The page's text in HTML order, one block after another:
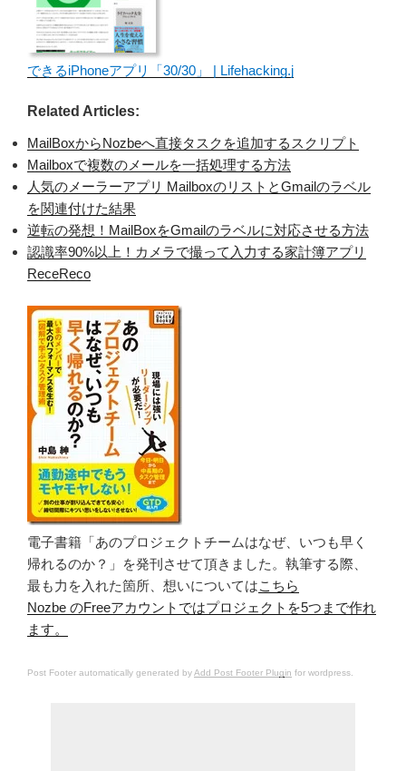
できるiPhoneアプリ「30/30」 | Lifehacking.jp
Related Articles:
MailBoxからNozbeへ直接タスクを追加するスクリプト
Mailboxで複数のメールを一括処理する方法
人気のメーラーアプリ MailboxのリストとGmailのラベル
を関連付けた結果
逆転の発想！MailBoxをGmailのラベルに対応させる方法
認識率90%以上！カメラで撮って入力する家計簿アプリ
ReceReco
電子書籍「あのプロジェクトチームはなぜ、いつも早く
帰れるのか？」を発刊させて頂きました。執筆する際、
最も力を入れた箇所、想いについてはこちら
Nozbe のFreeアカウントではプロジェクトを5つまで作れ
ます。
Post Footer automatically generated byAdd Post Footer Plugin for wordpress.